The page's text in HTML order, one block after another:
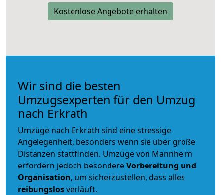
Kostenlose Angebote erhalten
Wir sind die besten
Umzugsexperten für den Umzug
nach Erkrath
Umzüge nach Erkrath sind eine stressige
Angelegenheit, besonders wenn sie über große
Distanzen stattfinden. Umzüge von Mannheim
erfordern jedoch besondereVorbereitung und
Organisation, um sicherzustellen, dass alles
reibungslosverläuft.